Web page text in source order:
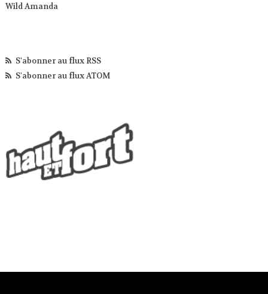
Wild Amanda
S'abonner au flux RSS
S'abonner au flux ATOM